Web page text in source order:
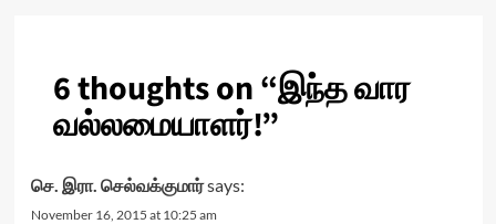
6 thoughts on “இந்த வார
வல்லமையாளர்!”
செ. இரா. செல்வக்குமார்says:
November 16, 2015 at 10:25 am